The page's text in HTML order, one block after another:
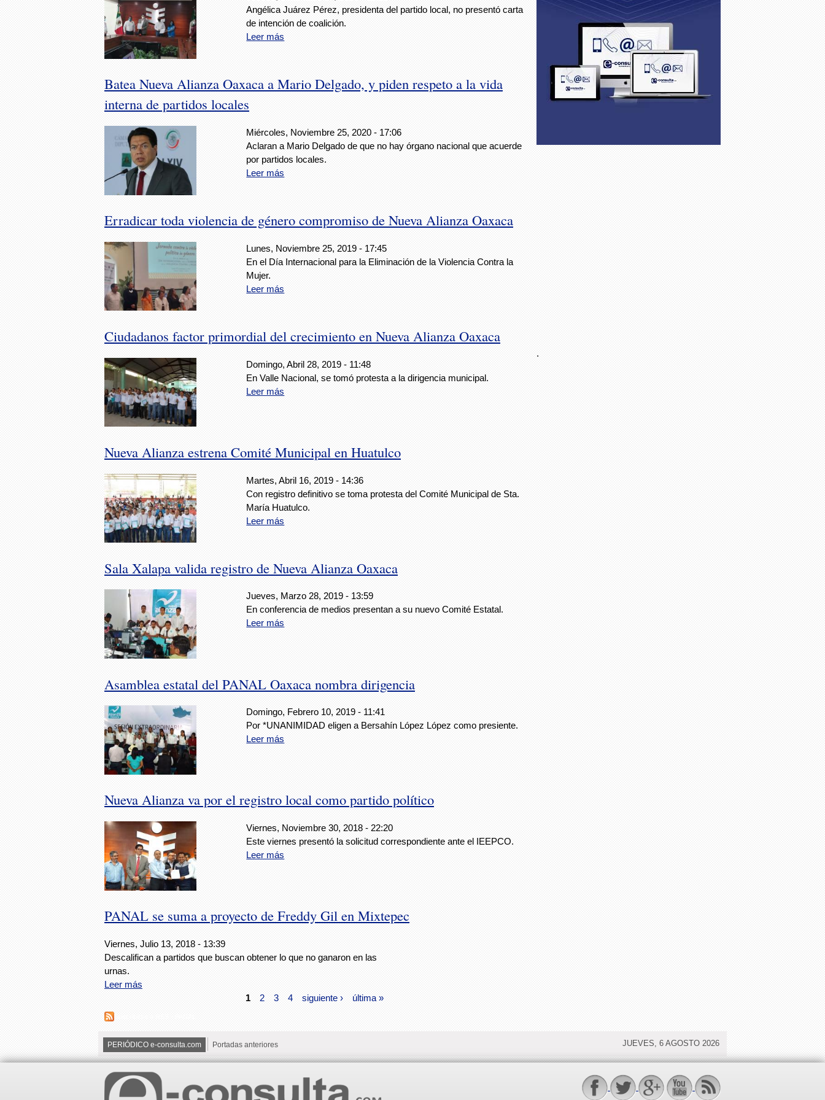
Angélica Juárez Pérez, presidenta del partido local, no presentó carta
de intención de coalición.
Leer más
Batea Nueva Alianza Oaxaca a Mario Delgado, y piden respeto a la vida
interna de partidos locales
Miércoles, Noviembre 25, 2020 - 17:06
Aclaran a Mario Delgado de que no hay órgano nacional que acuerde
por partidos locales.
Leer más
Erradicar toda violencia de género compromiso de Nueva Alianza Oaxaca
Lunes, Noviembre 25, 2019 - 17:45
En el Día Internacional para la Eliminación de la Violencia Contra la
Mujer.
Leer más
Ciudadanos factor primordial del crecimiento en Nueva Alianza Oaxaca
Domingo, Abril 28, 2019 - 11:48
En Valle Nacional, se tomó protesta a la dirigencia municipal.
Leer más
Nueva Alianza estrena Comité Municipal en Huatulco
Martes, Abril 16, 2019 - 14:36
Con registro definitivo se toma protesta del Comité Municipal de Sta.
María Huatulco.
Leer más
Sala Xalapa valida registro de Nueva Alianza Oaxaca
Jueves, Marzo 28, 2019 - 13:59
En conferencia de medios presentan a su nuevo Comité Estatal.
Leer más
Asamblea estatal del PANAL Oaxaca nombra dirigencia
Domingo, Febrero 10, 2019 - 11:41
Por *UNANIMIDAD eligen a Bersahín López López como presiente.
Leer más
Nueva Alianza va por el registro local como partido político
Viernes, Noviembre 30, 2018 - 22:20
Este viernes presentó la solicitud correspondiente ante el IEEPCO.
Leer más
PANAL se suma a proyecto de Freddy Gil en Mixtepec
Viernes, Julio 13, 2018 - 13:39
Descalifican a partidos que buscan obtener lo que no ganaron en las
urnas.
Leer más
1
2 3 4 siguiente › última »
.
PERIÓDICO e-consulta.com Portadas anteriores JUEVES, 6 AGOSTO 2026